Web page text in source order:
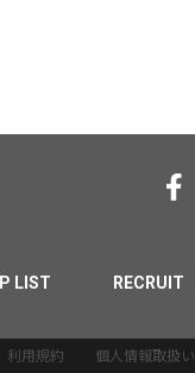
LIST RECRUIT
利用規約 個人情報取扱い